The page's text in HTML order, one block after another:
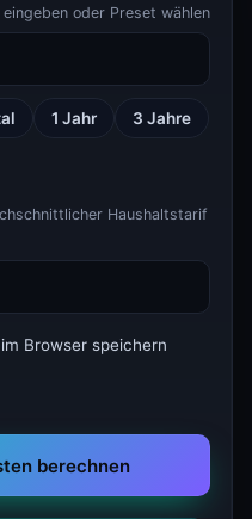
eingeben oder Preset wählen
1 Jahr 3 Jahre
Haushaltstarif
Browser speichern
berechnen